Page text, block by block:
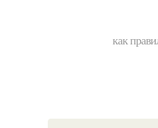
как